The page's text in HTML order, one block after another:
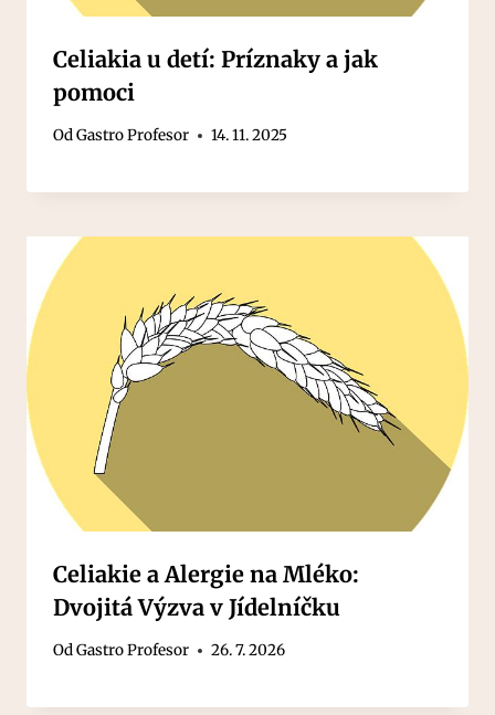
Celiakia u detí: Príznaky a jak
pomoci
OdGastro Profesor 14. 11. 2025
Celiakie a Alergie na Mléko:
Dvojitá Výzva v Jídelníčku
OdGastro Profesor 26. 7. 2026